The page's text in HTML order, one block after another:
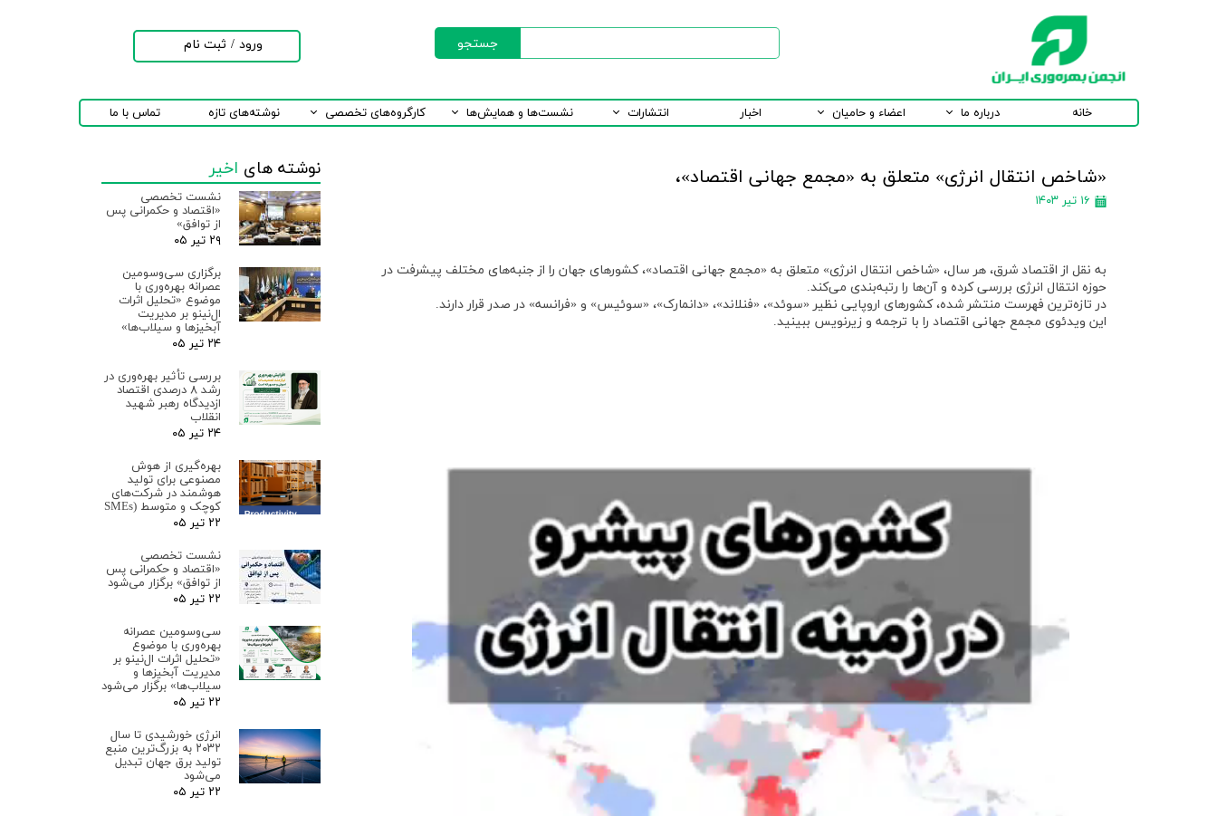
خانه درباره ما اعضاء و حامیان اخبار انتشارات نشست‌ها و همایش‌ها کارگروه‌های تخصصی نوشته‌های تازه تماس با ما
جستجو ورود / ثبت نام
تغییر گذر واژه
خروج از حساب
کاربری
«شاخص انتقال انرژی» متعلق به «مجمع جهانی اقتصاد»،
۱۶ تیر ۱۴۰۳
به نقل از اقتصاد شرق، هر سال، «شاخص انتقال انرژی» متعلق به «مجمع جهانی اقتصاد»، کشورهای جهان را از جنبه‌های مختلف پیشرفت در
حوزه انتقال انرژی بررسی کرده و آن‌ها را رتبه‌بندی می‌کند.
در تازه‌ترین فهرست منتشر شده، کشورهای اروپایی نظیر «سوئد»، «فنلاند»، «دانمارک»، «سوئیس» و «فرانسه» در صدر قرار دارند.
این ویدئوی مجمع جهانی اقتصاد را با ترجمه و زیرنویس ببینید.
نوشته های اخیر
نشست تخصصی
«اقتصاد و حکمرانی پس
از توافق»
۲۹ تیر ۰۵
برگزاری سی‌وسومین
عصرانه بهره‌وری با
موضوع «تحلیل اثرات
ال‌نینو بر مدیریت
آبخیزها و سیلاب‌ها»
۲۴ تیر ۰۵
بررسی تأثیر بهره‌وری در
رشد ۸ درصدی اقتصاد
ازدیدگاه رهبر شهید
انقلاب
۲۴ تیر ۰۵
بهره‌گیری از هوش
مصنوعی برای تولید
هوشمند در شرکت‌های
کوچک و متوسط (SMEs
۲۲ تیر ۰۵
نشست تخصصی
«اقتصاد و حکمرانی پس
از توافق» برگزار می‌شود
۲۲ تیر ۰۵
سی‌وسومین عصرانه
بهره‌وری با موضوع
«تحلیل اثرات ال‌نینو بر
مدیریت آبخیزها و
سیلاب‌ها» برگزار می‌شود
۲۲ تیر ۰۵
انرژی خورشیدی تا سال
۲۰۳۲ به بزرگ‌ترین منبع
تولید برق جهان تبدیل
می‌شود
۲۲ تیر ۰۵